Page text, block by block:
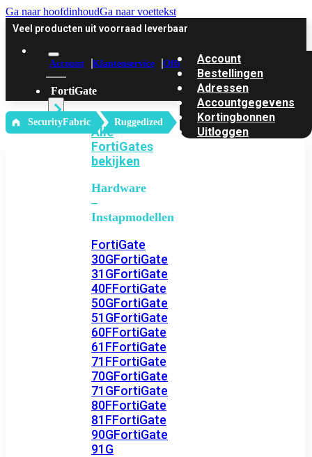
Ga naar hoofdinhoudGa naar voettekst
Veel producten uit voorraad leverbaar
Account Klantenservice Offerte
FortiGate
Alle
FortiGates
bekijken
Hardware
–
Instapmodellen
FortiGate
30GFortiGate
31GFortiGate
40FFortiGate
50GFortiGate
51GFortiGate
60FFortiGate
61FFortiGate
71FFortiGate
70GFortiGate
71GFortiGate
80FFortiGate
81FFortiGate
90GFortiGate
91G
Account
Bestellingen
Adressen
Accountgegevens
Kortingbonnen
Uitloggen
‎ SecurityFabric Ruggedized